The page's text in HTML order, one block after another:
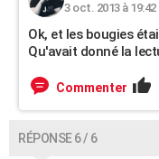
3 oct. 2013 à 19:42
Ok, et les bougies
Qu'avait donné la
Commenter
RÉPONSE 6 / 6